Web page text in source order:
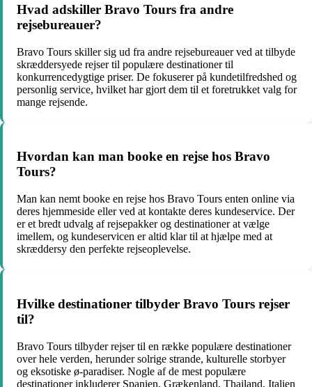
Hvad adskiller Bravo Tours fra andre
rejsebureauer?
Bravo Tours skiller sig ud fra andre rejsebureauer ved at tilbyde
skræddersyede rejser til populære destinationer til
konkurrencedygtige priser. De fokuserer på kundetilfredshed og
personlig service, hvilket har gjort dem til et foretrukket valg for
mange rejsende.
Hvordan kan man booke en rejse hos Bravo
Tours?
Man kan nemt booke en rejse hos Bravo Tours enten online via
deres hjemmeside eller ved at kontakte deres kundeservice. Der
er et bredt udvalg af rejsepakker og destinationer at vælge
imellem, og kundeservicen er altid klar til at hjælpe med at
skræddersy den perfekte rejseoplevelse.
Hvilke destinationer tilbyder Bravo Tours rejser
til?
Bravo Tours tilbyder rejser til en række populære destinationer
over hele verden, herunder solrige strande, kulturelle storbyer
og eksotiske ø-paradiser. Nogle af de mest populære
destinationer inkluderer Spanien, Grækenland, Thailand, Italien